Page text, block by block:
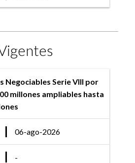
Negociables Serie VIII por
millones ampliables hasta
06-ago-2026
-